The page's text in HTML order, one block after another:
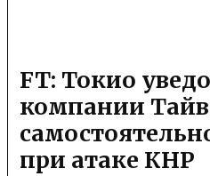
FT: Токио
компании
при атаке КНР